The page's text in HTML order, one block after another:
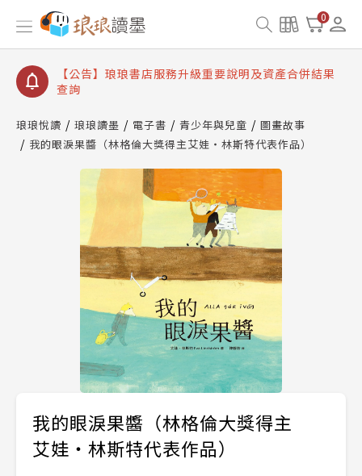
0
【公告】琅琅讀墨書櫃開通常見問題
【公告】琅琅讀墨 3 分鐘完成書櫃開通與資產合併申
【公告】琅琅書店服務升級重要說明及資產合併結果
查詢
停部分閱讀服務
琅琅悅讀 琅琅讀墨 電子書 青少年與兒童
圖畫故事
我的眼淚果醬（林格倫大獎得主艾娃‧林斯特代表作品）
我的眼淚果醬（林格倫大獎得主
艾娃‧林斯特代表作品）